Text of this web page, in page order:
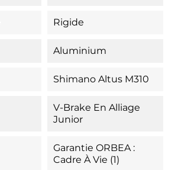
Rigide
Aluminium
Shimano Altus M310
V-Brake En Alliage
Junior
Garantie ORBEA :
Cadre À Vie (1)